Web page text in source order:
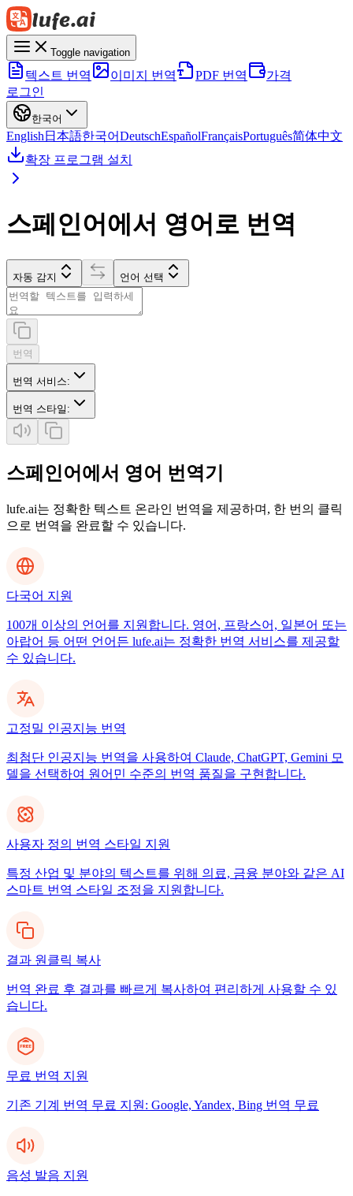
Toggle navigation
텍스트 번역 이미지 번역 PDF 번역
가격
로그인
한국어
English 日本語한국어DeutschEspañolFrançaisPortuguês简体中文
확장 프로그램 설치
스페인어에서 영어로 번역
자동 감지 언어 선택
번역
번역 서비스:
번역 스타일 :
스페인어에서 영어 번역기
lufe.ai는 정확한 텍스트 온라인 번역을 제공하며, 한 번의 클릭
으로 번역을 완료할 수 있습니다.
다국어 지원
100개 이상의 언어를 지원합니다. 영어, 프랑스어, 일본어 또는
아랍어 등 어떤 언어든 lufe.ai는 정확한 번역 서비스를 제공할
수 있습니다.
고정밀 인공지능 번역
최첨단 인공지능 번역을 사용하여 Claude, ChatGPT, Gemini 모
델을 선택하여 원어민 수준의 번역 품질을 구현합니다.
사용자 정의 번역 스타일 지원
특정 산업 및 분야의 텍스트를 위해 의료, 금융 분야와 같은 AI
스마트 번역 스타일 조정을 지원합니다.
결과 원클릭 복사
번역 완료 후 결과를 빠르게 복사하여 편리하게 사용할 수 있
습니다.
무료 번역 지원
기존 기계 번역 무료 지원: Google, Yandex, Bing 번역 무료
음성 발음 지원